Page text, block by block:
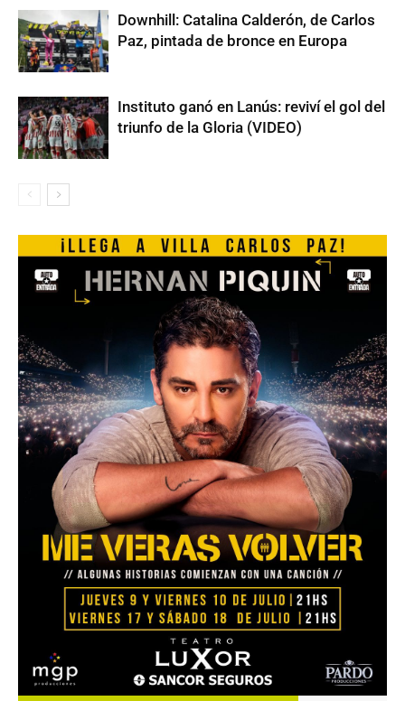
Downhill: Catalina Calderón, de Carlos
Paz, pintada de bronce en Europa
Instituto ganó en Lanús: reviví el gol del
triunfo de la Gloria (VIDEO)